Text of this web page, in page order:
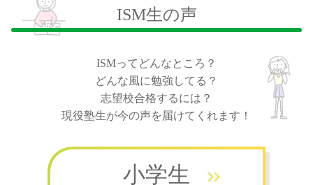
ISM生の声
ISMってどんなところ？
どんな風に勉強してる？
志望校合格するには？
現役塾生が今の声を届けてくれます！
小学生